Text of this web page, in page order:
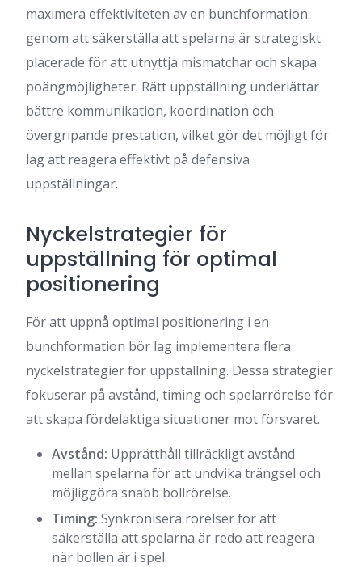
maximera effektiviteten av en bunchformation
genom att säkerställa att spelarna är strategiskt
placerade för att utnyttja mismatchar och skapa
poängmöjligheter. Rätt uppställning underlättar
bättre kommunikation, koordination och
övergripande prestation, vilket gör det möjligt för
lag att reagera effektivt på defensiva
uppställningar.
Nyckelstrategier för
uppställning för optimal
positionering
För att uppnå optimal positionering i en
bunchformation bör lag implementera flera
nyckelstrategier för uppställning. Dessa strategier
fokuserar på avstånd, timing och spelarrörelse för
att skapa fördelaktiga situationer mot försvaret.
Avstånd: Upprätthåll tillräckligt avstånd
mellan spelarna för att undvika trängsel och
möjliggöra snabb bollrörelse.
Timing: Synkronisera rörelser för att
säkerställa att spelarna är redo att reagera
när bollen är i spel.